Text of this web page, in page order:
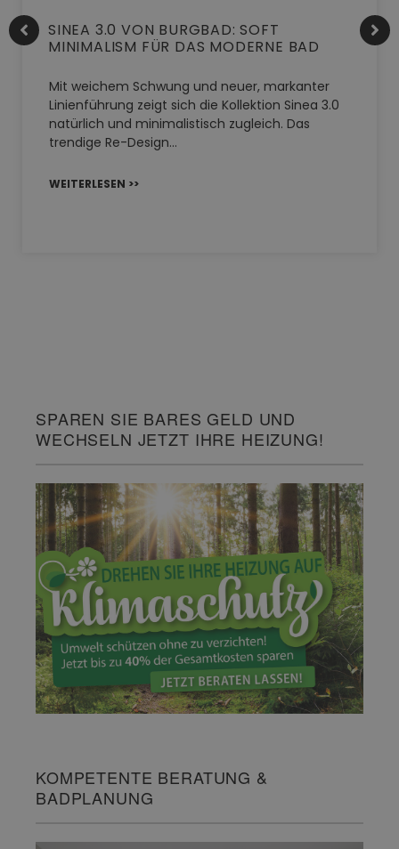
SINEA 3.0 VON BURGBAD: SOFT
MINIMALISM FÜR DAS MODERNE BAD
Mit weichem Schwung und neuer, markanter
Linienführung zeigt sich die Kollektion Sinea 3.0
natürlich und minimalistisch zugleich. Das
trendige Re-Design…
WEITERLESEN >>
SPAREN SIE BARES GELD UND
WECHSELN JETZT IHRE HEIZUNG!
KOMPETENTE BERATUNG &
BADPLANUNG